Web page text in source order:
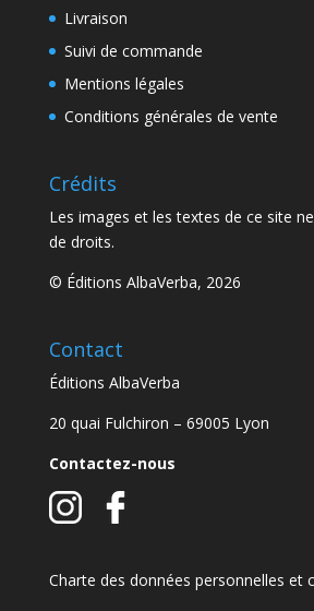
Livraison
Suivi de commande
Mentions légales
Conditions générales de vente
Crédits
Les images et les textes de ce site
de droits.
© Éditions AlbaVerba, 2026
Contact
Éditions AlbaVerba
20 quai Fulchiron – 69005 Lyon
Contactez-nous
Charte des données personnelles et